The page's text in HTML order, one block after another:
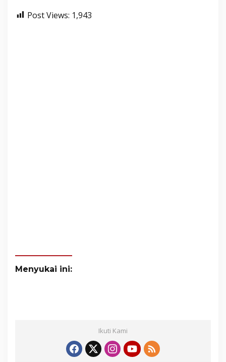
Post Views: 1,943
Menyukai ini:
Ikuti Kami